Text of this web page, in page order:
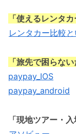
「使えるレンタ
レンタカー比較
「旅先で困らない
paypay_IOS
paypay_android
「現地ツアー・